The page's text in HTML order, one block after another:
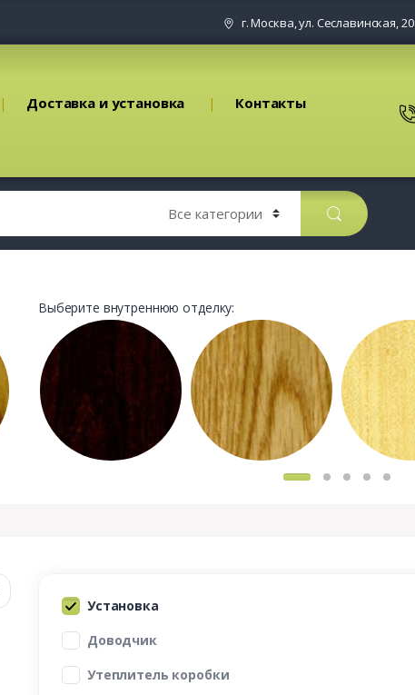
г. Москва, ул. Сеславинская, 20
Доставка и установка Контакты
Выберите внутреннюю отделку:
Установка
Доводчик
Утеплитель коробки